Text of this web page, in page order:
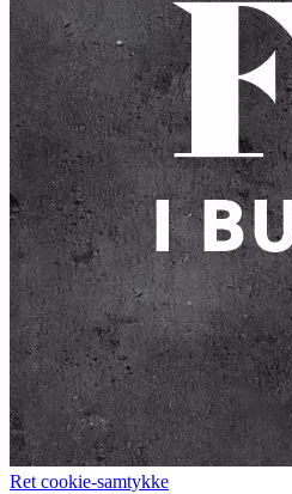
Ret cookie-samtykke